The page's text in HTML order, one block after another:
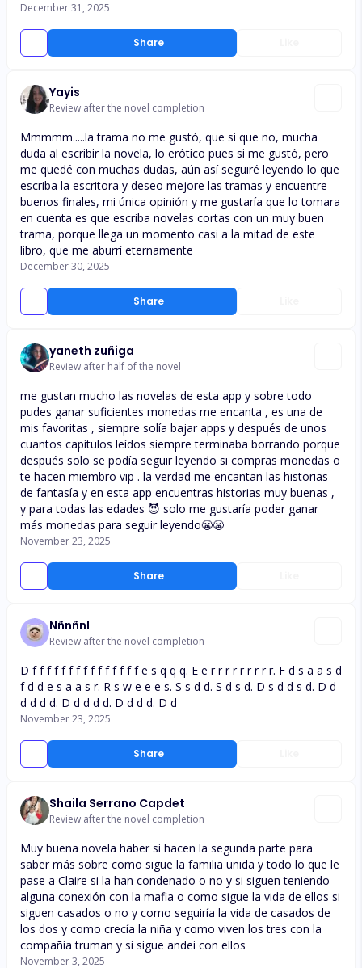
Share
December 31, 2025
Yayis
Review after the novel completion
Share
Mmmmm.....la trama no me gustó, que si que no, mucha
duda al escribir la novela, lo erótico pues si me gustó, pero
me quedé con muchas dudas, aún así seguiré leyendo lo que
escriba la escritora y deseo mejore las tramas y encuentre
buenos finales, mi única opinión y me gustaría que lo tomara
en cuenta es que escriba novelas cortas con un muy buen
trama, porque llega un momento casi a la mitad de este
libro, que me aburrí eternamente
December 30, 2025
yaneth zuñiga
Review after half of the novel
Share
me gustan mucho las novelas de esta app y sobre todo
pudes ganar suficientes monedas me encanta , es una de
mis favoritas , siempre solía bajar apps y después de unos
cuantos capítulos leídos siempre terminaba borrando porque
después solo se podía seguir leyendo si compras monedas o
te hacen miembro vip . la verdad me encantan las historias
de fantasía y en esta app encuentras historias muy buenas ,
y para todas las edades 😈 solo me gustaría poder ganar
más monedas para seguir leyendo😬😬
November 23, 2025
Nñnñnl
Review after the novel completion
Share
D f f f f f f f f f f f f f f f e s q q q. E e r r r r r r r r r. F d s a a s d
f d d e s a a s r. R s w e e e s. S s d d. S d s d. D s d d s d. D d
d d d d. D d d d d. D d d d. D d
November 23, 2025
Shaila Serrano Capdet
Review after the novel completion
Muy buena novela haber si hacen la segunda parte para
saber más sobre como sigue la familia unida y todo lo que le
pase a Claire si la han condenado o no y si siguen teniendo
alguna conexión con la mafia o como sigue la vida de ellos si
siguen casados o no y como seguiría la vida de casados de
los dos y como crecía la niña y como viven los tres con la
compañía truman y si sigue andei con ellos
November 3, 2025